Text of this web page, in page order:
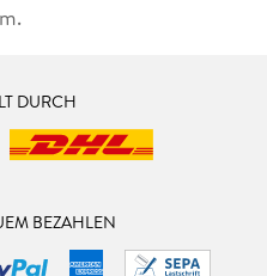
DURCH
BEZAHLEN